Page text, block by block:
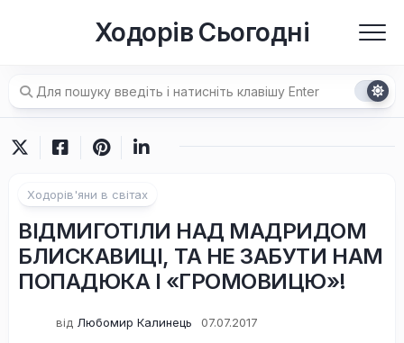
Ходорів Сьогодні
Ходорів'яни в світах
ВІДМИГОТІЛИ НАД МАДРИДОМ
БЛИСКАВИЦІ, ТА НЕ ЗАБУТИ НАМ
ПОПАДЮКА І «ГРОМОВИЦЮ»!
від Любомир Калинець 07.07.2017